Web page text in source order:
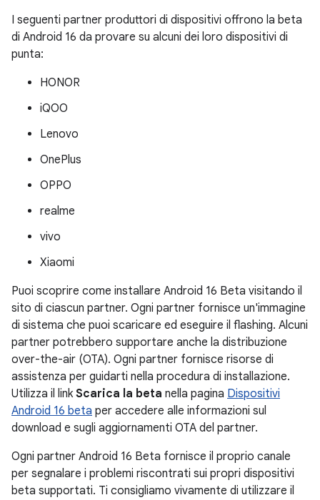
I seguenti partner produttori di dispositivi offrono la beta
di Android 16 da provare su alcuni dei loro dispositivi di
punta:
HONOR
iQOO
Lenovo
OnePlus
OPPO
realme
vivo
Xiaomi
Puoi scoprire come installare Android 16 Beta visitando il
sito di ciascun partner. Ogni partner fornisce un'immagine
di sistema che puoi scaricare ed eseguire il flashing. Alcuni
partner potrebbero supportare anche la distribuzione
over-the-air (OTA). Ogni partner fornisce risorse di
assistenza per guidarti nella procedura di installazione.
Utilizza il link Scarica la beta nella pagina Dispositivi
Android 16 beta per accedere alle informazioni sul
download e sugli aggiornamenti OTA del partner.
Ogni partner Android 16 Beta fornisce il proprio canale
per segnalare i problemi riscontrati sui propri dispositivi
beta supportati. Ti consigliamo vivamente di utilizzare il